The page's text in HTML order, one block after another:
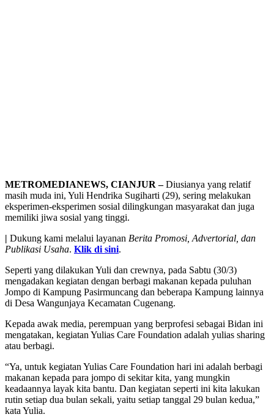
METROMEDIANEWS, CIANJUR –Diusianya yang relatif
masih muda ini, Yuli Hendrika Sugiharti (29), sering melakukan
eksperimen-eksperimen sosial dilingkungan masyarakat dan juga
memiliki jiwa sosial yang tinggi.
| Dukung kami melalui layanan Berita Promosi, Advertorial, dan
Publikasi Usaha. Klik di sini.
Seperti yang dilakukan Yuli dan crewnya, pada Sabtu (30/3)
mengadakan kegiatan dengan berbagi makanan kepada puluhan
Jompo di Kampung Pasirmuncang dan beberapa Kampung lainnya
di Desa Wangunjaya Kecamatan Cugenang.
Kepada awak media, perempuan yang berprofesi sebagai Bidan ini
mengatakan, kegiatan Yulias Care Foundation adalah yulias sharing
atau berbagi.
“Ya, untuk kegiatan Yulias Care Foundation hari ini adalah berbagi
makanan kepada para jompo di sekitar kita, yang mungkin
keadaannya layak kita bantu. Dan kegiatan seperti ini kita lakukan
rutin setiap dua bulan sekali, yaitu setiap tanggal 29 bulan kedua,”
kata Yulia.